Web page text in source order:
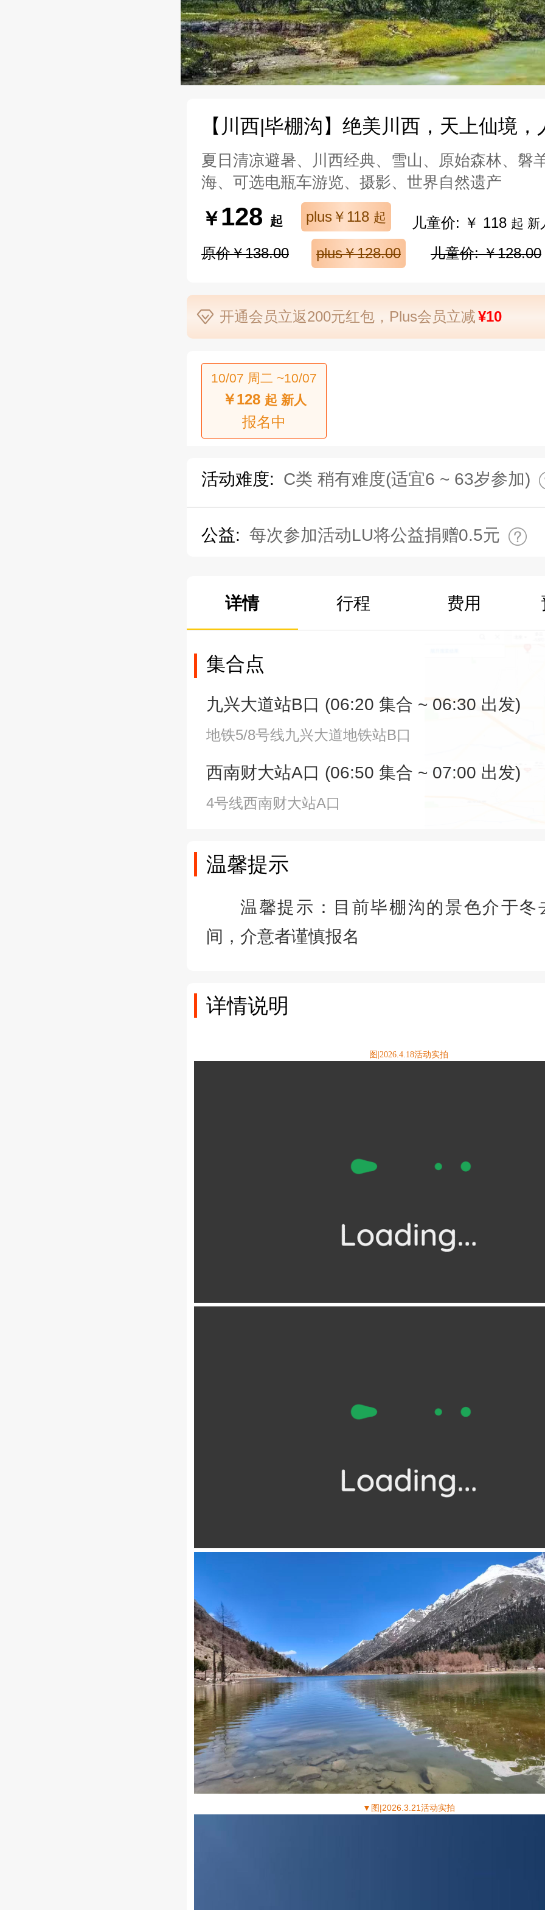
【川西|毕棚沟】绝美川西，天上仙境，
夏日清凉避暑、川西经典、雪山、原始森林、磐
海、可选电瓶车游览、摄影、世界自然遗产
￥128 起 plus￥118 起 儿童价: ￥ 118 起 新
原价￥138.00 plus￥128.00 儿童价: ￥128.00
开通会员立返200元红包，Plus会员立减¥10
10/07 周二 ~10/07
￥128 起 新人
报名中
活动难度: C类 稍有难度(适宜6 ~ 63岁参加)
公益: 每次参加活动LU将公益捐赠0.5元
详情 行程 费用
集合点
九兴大道站B口 (06:20 集合 ~ 06:30 出发)
地铁5/8号线九兴大道地铁站B口
西南财大站A口 (06:50 集合 ~ 07:00 出发)
4号线西南财大站A口
温馨提示
温馨提示：目前毕棚沟的景色介于冬
间，介意者谨慎报名
详情说明
图|2026.4.18活动实拍
▼ 图|2026.3.21活动实拍